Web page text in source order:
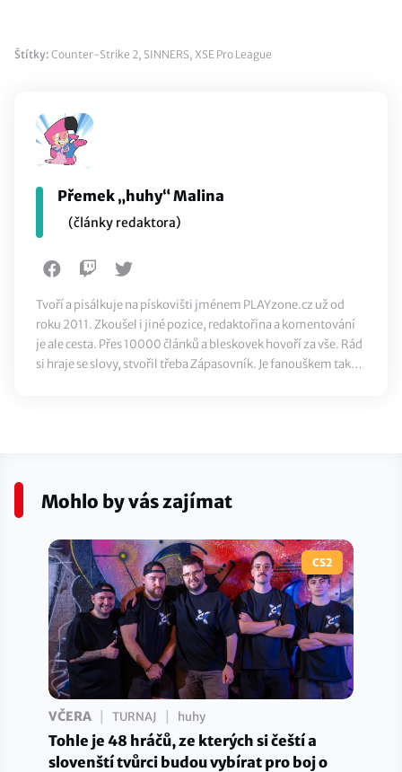
Štítky: Counter-Strike 2, SINNERS, XSE Pro League
Přemek „huhy“ Malina
(články redaktora)
Tvoří a pisálkuje na pískovišti jménem PLAYzone.cz už od
roku 2011. Zkoušel i jiné pozice, redaktořina a komentování
je ale cesta. Přes 10000 článků a bleskovek hovoří za vše. Rád
si hraje se slovy, stvořil třeba Zápasovník. Je fanouškem také
Mohlo by vás zajímat
CS2
VČERA TURNAJ huhy
Tohle je 48 hráčů, ze kterých si čeští a
slovenští tvůrci budou vybírat pro boj o